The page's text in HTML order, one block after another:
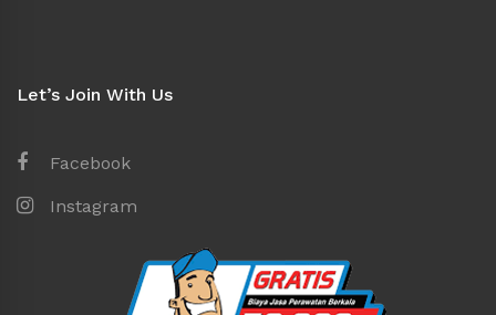
Let’s Join With Us
Facebook
Instagram